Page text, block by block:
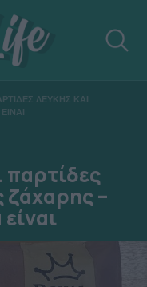
ΛΕΥΚΗΣ ΚΑΙ
ζάχαρης –